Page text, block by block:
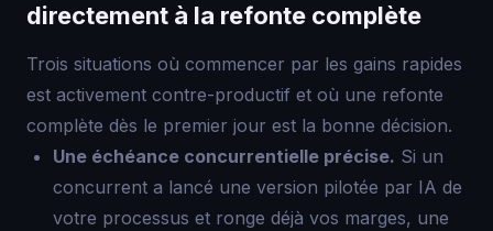
directement à la refonte complète
Trois situations où commencer par les gains rapides
est activement contre-productif et où une refonte
complète dès le premier jour est la bonne décision.
Une échéance concurrentielle précise. Si un
concurrent a lancé une version pilotée par IA de
votre processus et ronge déjà vos marges, une